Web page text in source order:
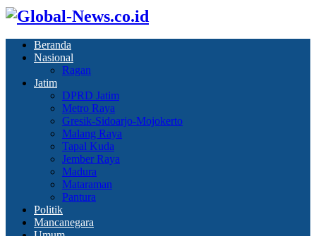
Beranda
Nasional
Ragan
Jatim
DPRD Jatim
Metro Raya
Gresik-Sidoarjo-Mojokerto
Malang Raya
Tapal Kuda
Jember Raya
Madura
Mataraman
Pantura
Politik
Mancanegara